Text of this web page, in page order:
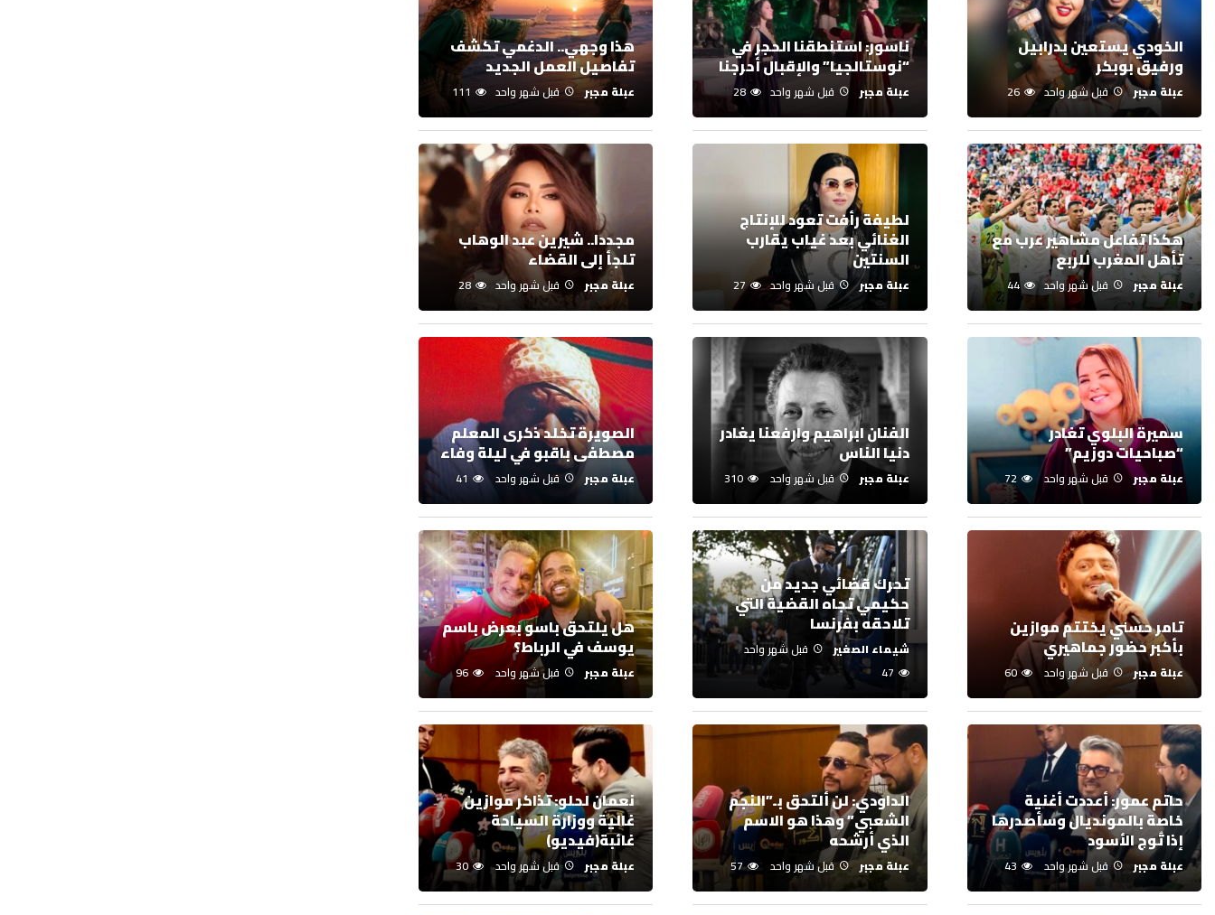
الخودي يستعين بدرابيل
ورفيق بوبكر
عبلة مجبر قبل شهر واحد 26
ناسور: استنطقنا الحجر في
“نوستالجيا” والإقبال أحرجنا
عبلة مجبر قبل شهر واحد 28
هذا وجهي.. الدغمي تكشف
تفاصيل العمل الجديد
عبلة مجبر قبل شهر واحد 111
هكذا تفاعل مشاهير عرب مع
تأهل المغرب للربع
عبلة مجبر قبل شهر واحد 44
لطيفة رأفت تعود للإنتاج
الغنائي بعد غياب يقارب
السنتين
عبلة مجبر قبل شهر واحد 27
مجددا.. شيرين عبد الوهاب
تلجأ إلى القضاء
عبلة مجبر قبل شهر واحد 28
سميرة البلوي تغادر
“صباحيات دوزيم”
عبلة مجبر قبل شهر واحد 72
الفنان ابراهيم وارفعنا يغادر
دنيا الناس
عبلة مجبر قبل شهر واحد 310
الصويرة تخلد ذكرى المعلم
مصطفى باقبو في ليلة وفاء
عبلة مجبر قبل شهر واحد 41
تامر حسني يختتم موازين
بأكبر حضور جماهيري
عبلة مجبر قبل شهر واحد 60
تحرك قضائي جديد من
حكيمي تجاه القضية التي
تلاحقه بفرنسا
شيماء الصغير
قبل شهر واحد
47
هل يلتحق باسو بعرض باسم
يوسف في الرباط؟
عبلة مجبر قبل شهر واحد 96
حاتم عمور: أعددت أغنية
خاصة بالمونديال وسأصدرها
إذا تُوج الأسود
عبلة مجبر قبل شهر واحد 43
الداودي: لن ألتحق بـ”النجم
الشعبي” وهذا هو الاسم
الذي أرشحه
عبلة مجبر قبل شهر واحد 57
نعمان لحلو: تذاكر موازين
غالية ووزارة السياحة
غائبة(فيديو)
عبلة مجبر قبل شهر واحد 30